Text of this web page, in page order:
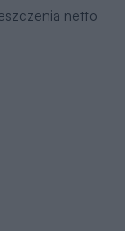
netto